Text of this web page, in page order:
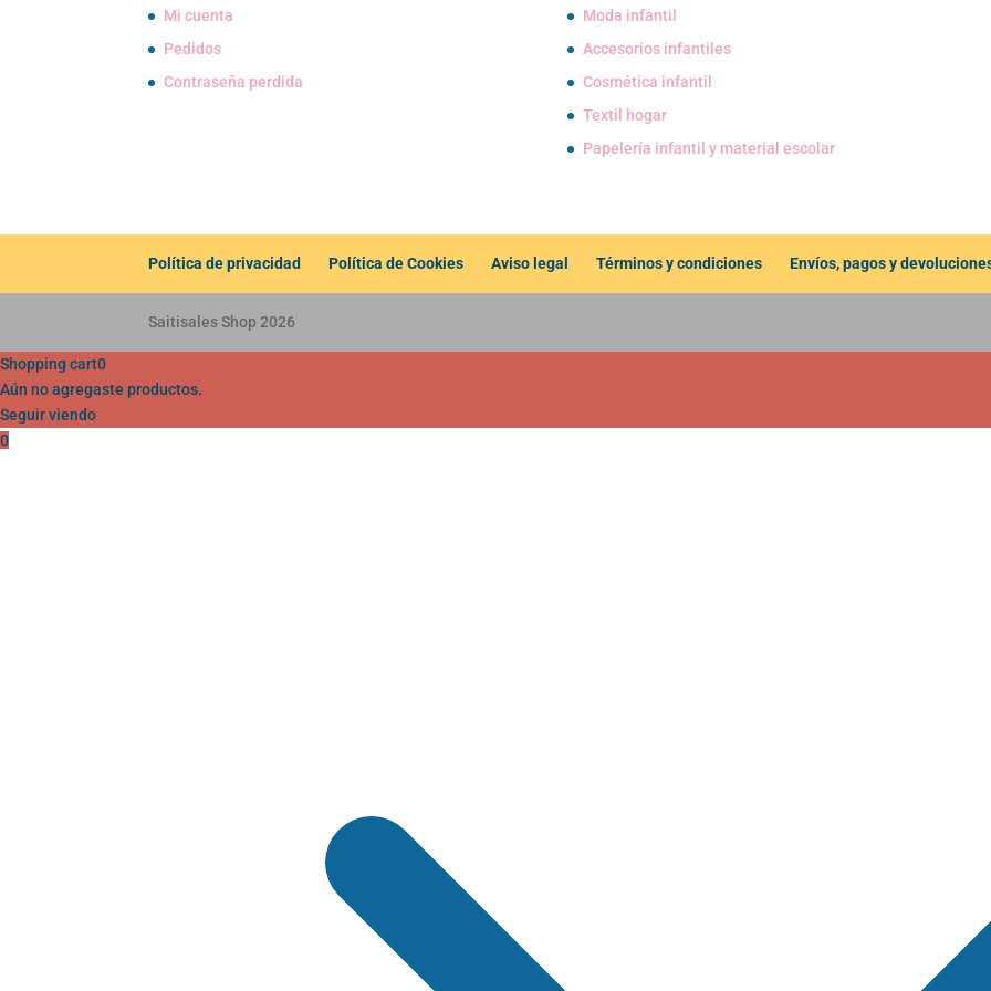
Mi cuenta
Pedidos
Contraseña perdida
Moda infantil
Accesorios infantiles
Cosmética infantil
Textil hogar
Papelería infantil y material escolar
Política de privacidad Política de Cookies Aviso legal Términos y condiciones Envíos, pagos y
Saitisales Shop 2026
Shopping cart0
Aún no agregaste productos.
Seguir viendo
0